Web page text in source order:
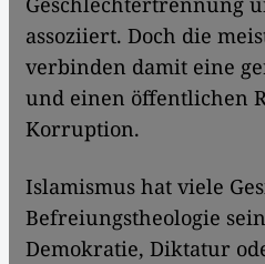
assoziiert. Doch die
verbinden damit eine
und einen öffentlichen
Korruption.
Islamismus hat viele
Befreiungstheologie
Demokratie, Diktatur